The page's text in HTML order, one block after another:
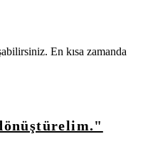
En kısa zamanda